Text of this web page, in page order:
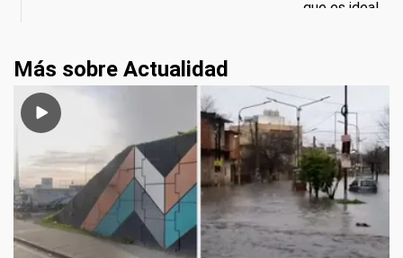
Más sobre Actualidad